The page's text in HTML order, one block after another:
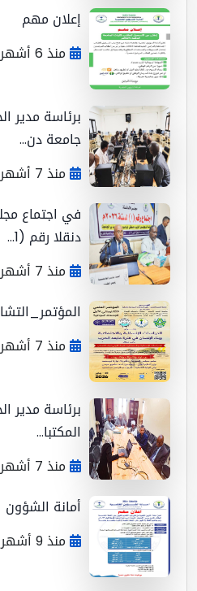
إعلان مهم
منذ 6 أشهر
برئاسة مدير
جامعة دن...
منذ 7 أشهر
في اجتماع مجلس
دنقلا رقم (1...
منذ 7 أشهر
منذ 7 أشهر
برئاسة مدير
المكتبا...
منذ 7 أشهر
أمانة الشؤون
منذ 9 أشهر